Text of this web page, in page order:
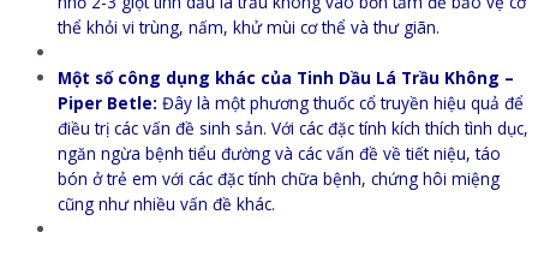
thể khỏi vi trùng, nấm, khử mùi cơ thể và thư giãn.
Một số công dụng khác của Tinh Dầu Lá Trầu Không –
Piper Betle: Đây là một phương thuốc cổ truyền hiệu quả để
điều trị các vấn đề sinh sản. Với các đặc tính kích thích tình dục,
ngăn ngừa bệnh tiểu đường và các vấn đề về tiết niệu, táo
bón ở trẻ em với các đặc tính chữa bệnh, chứng hôi miệng
cũng như nhiều vấn đề khác.